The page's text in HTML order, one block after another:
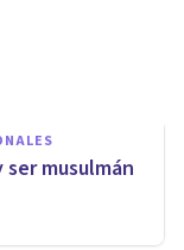
musulmán